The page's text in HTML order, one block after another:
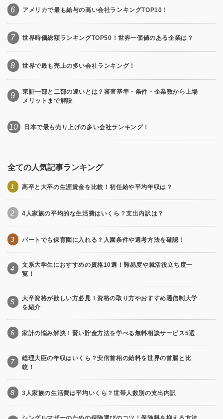
6 アメリカで最も給与の高い会社ランキングTOP10！
7 世界時価総額ランキングTOP50！世界一価値のある企業は？
8 世界で最も売上の多い会社ランキング！
9
東証一部と二部の違いとは？審査基準・条件・企業数から上場
メリットまで解説
10 日本で最も売り上げの多い会社ランキング！
全ての人気記事ランキング
1 高卒と大卒の生涯賃金を比較！初任給や平均年収は？
2 4人家族の平均的な生活費はいくら？支出内訳は？
3 パートでも保育園に入れる？入園条件や選考方法を確認！
4
文系大学生におすすめの資格10選！難易度や就活役立ち度一
覧！
5
大卒資格が欲しい方必見！資格の取り方やおすすめ通信制大学
を紹介
6 家計の悩み解決！賢い貯金方法を学べる無料相談サービス5選
7
総理大臣の年収はいくら？安倍首相の給料を世界の首脳と比
較！
8 3人家族の生活費は平均いくら？世帯人数別の支出内訳